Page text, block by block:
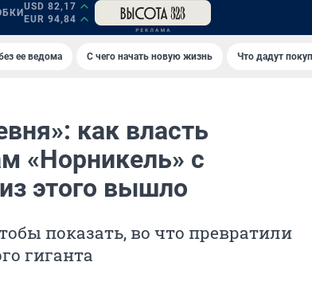
USD 82,17
EUR 94,84
ее ведома С чего начать новую жизнь Что дадут
как власть
«Норникель» с
этого вышло
показать, во что превратили
гиганта